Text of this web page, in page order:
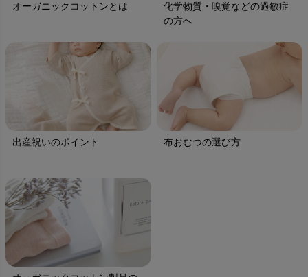
オーガニックコットンとは
化学物質・嗅覚などの過敏症
の方へ
出産祝いのポイント 布おむつの選び方